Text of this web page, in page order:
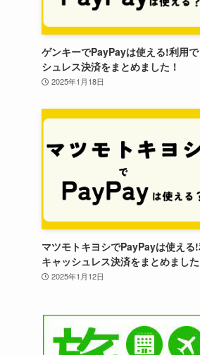
ゲンキーでPayPayは使える!利用
シュレス決済をまとめました！
2025年1月18日
マツモトキヨシでPayPayは使える
キャッシュレス決済をまとめました
2025年1月12日